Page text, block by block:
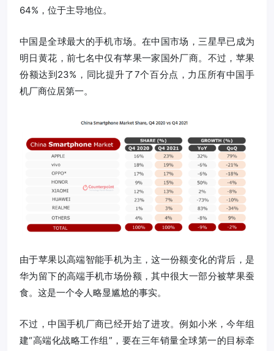
64%，位于主导地位。
中国是全球最大的手机市场。在中国市场，三星早已成为
明日黄花，前七名中仅有苹果一家国外厂商。不过，苹果
份额达到23%，同比提升了7个百分点，力压所有中国手
机厂商位居第一。
由于苹果以高端智能手机为主，这一份额变化的背后，是
华为留下的高端手机市场份额，其中很大一部分被苹果蚕
食。这是一个令人略显尴尬的事实。
不过，中国手机厂商已经开始了进攻。例如小米，今年组
建“高端化战略工作组”，要在三年销量全球第一的目标牵